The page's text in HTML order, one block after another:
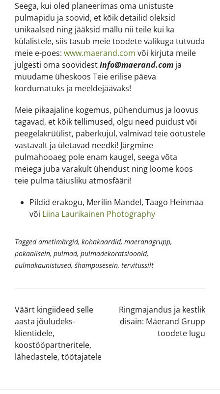
Seega, kui oled planeerimas oma unistuste
pulmapidu ja soovid, et kõik detailid oleksid
unikaalsed ning jääksid mällu nii teile kui ka
külalistele, siis tasub meie toodete valikuga tutvuda
meie e-poes: www.maerand.com või kirjuta meile
julgesti oma soovidestinfo@maerand.com ja
muudame üheskoos Teie erilise päeva
kordumatuks ja meeldejäävaks!
Meie pikaajaline kogemus, pühendumus ja loovus
tagavad, et kõik tellimused, olgu need puidust või
peegelakrüülist, paberkujul, valmivad teie ootustele
vastavalt ja ületavad needki! Järgmine
pulmahooaeg pole enam kaugel, seega võta
meiega juba varakult ühendust ning loome koos
teie pulma täiusliku atmosfääri!
Pildid erakogu, Merilin Mandel, Taago Heinmaa
või Liina Laurikainen Photography
Taggedametimärgid, kohakaardid, maerandgrupp,
pokaalisein, pulmad, pulmadekoratsioonid,
pulmakaunistused, šhampusesein, tervitussilt
Väärt kingiideed selle
aasta jõuludeks-
klientidele,
koostööpartneritele,
lähedastele, töötajatele
Ringmajandus ja kestlik
disain: Mäerand Grupp
toodete lugu